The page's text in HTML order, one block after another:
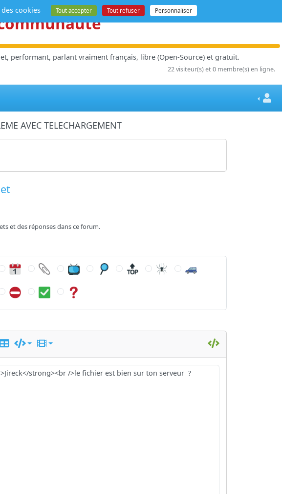
performant, parlant vraiment français, libre (Open-Source) et gratuit.
22 visiteur(s) et 0 membre(s) en ligne.
AVEC TELECHARGEMENT
et des réponses dans ce forum.
cookies Tout accepter Tout refuser Personnaliser